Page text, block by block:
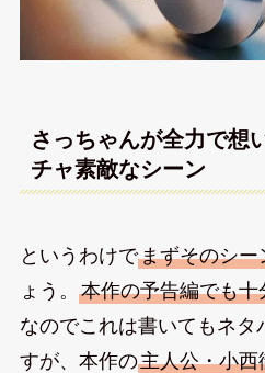
さっちゃんが全力で想
チャ素敵なシーン
というわけでまずそのシー
ょう。 本作の予告編でも
なのでこれは書いてもネタ
すが、本作の主人公・小西